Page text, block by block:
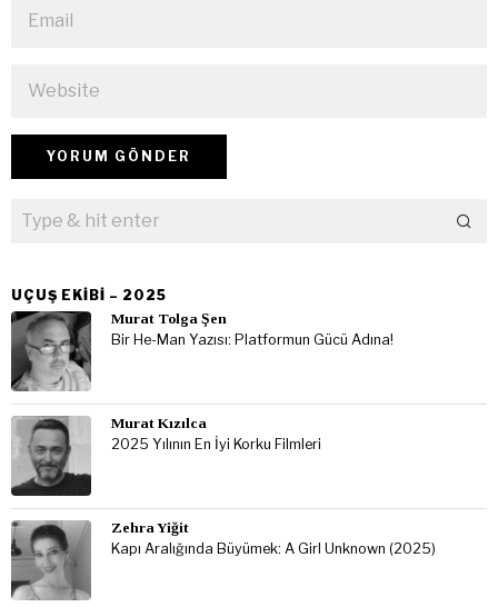
UÇUŞ EKIBI – 2025
Murat Tolga Şen
Bir He-Man Yazısı: Platformun Gücü Adına!
Murat Kızılca
2025 Yılının En İyi Korku Filmleri
Zehra Yiğit
Kapı Aralığında Büyümek: A Girl Unknown (2025)